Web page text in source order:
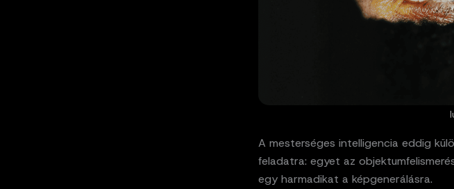
A mesterséges intelligencia eddig
feladatra: egyet az
egy harmadikat a képgenerálásra.